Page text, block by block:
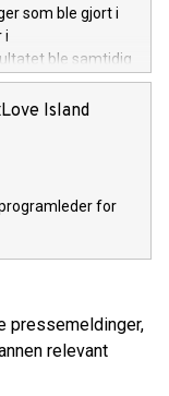
som ble gjort i
i
ble samtidig
på 0,5
sunn Island
for
pressemeldinger,
relevant